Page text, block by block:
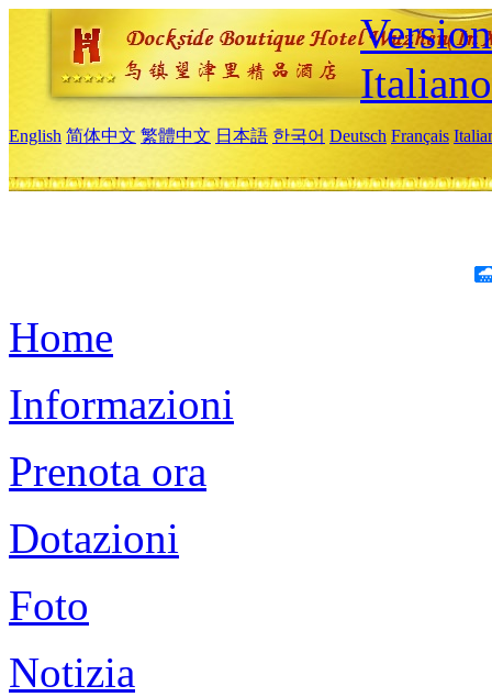
Italiano
English 简体中文 繁體中文 日本語 한국어 Deutsch Français
Home
Informazioni
Prenota ora
Dotazioni
Foto
Notizia